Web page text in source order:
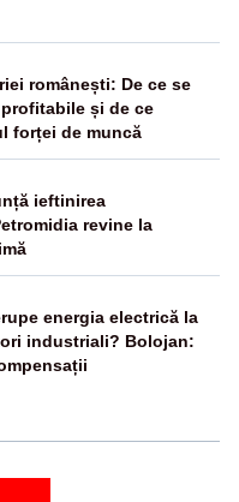
românești: De ce se
și de ce
forței de muncă
ieftinirea
revine la
energia electrică la
industriali? Bolojan: